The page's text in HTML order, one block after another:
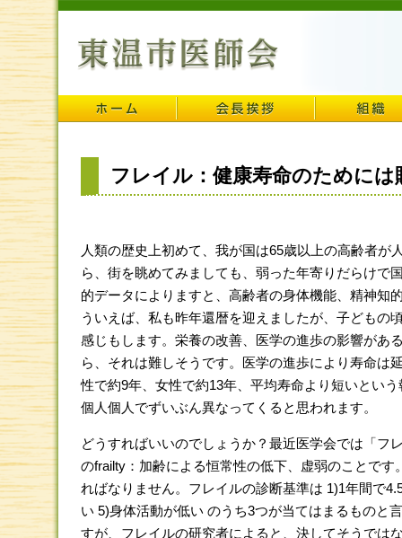
フレイル：健康寿命のためには
人類の歴史上初めて、我が国は65歳以上の高齢者
ら、街を眺めてみましても、弱った年寄りだらけで
的データによりますと、高齢者の身体機能、精神知
ういえば、私も昨年還暦を迎えましたが、子どもの
感じもします。栄養の改善、医学の進歩の影響があ
ら、それは難しそうです。医学の進歩により寿命は
性で約9年、女性で約13年、平均寿命より短いとい
個人個人でずいぶん異なってくると思われます。
どうすればいいのでしょうか？最近医学会では「フ
のfrailty：加齢による恒常性の低下、虚弱のことで
ればなりません。フレイルの診断基準は 1)1年間で
い 5)身体活動が低い のうち3つが当てはまるものと
すが、フレイルの研究者によると、決してそうでは